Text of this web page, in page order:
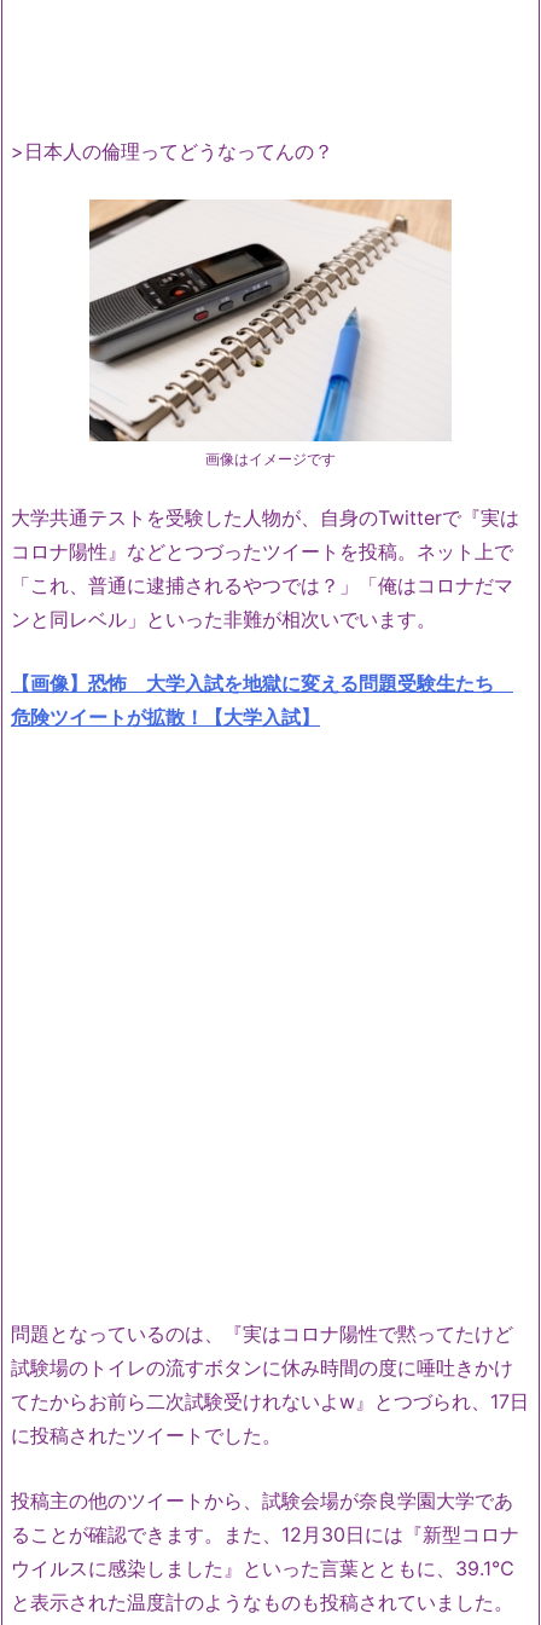
>日本人の倫理ってどうなってんの？
画像はイメージです
大学共通テストを受験した人物が、自身のTwitterで『実は
コロナ陽性』などとつづったツイートを投稿。ネット上で
「これ、普通に逮捕されるやつでは？」「俺はコロナだマ
ンと同レベル」といった非難が相次いでいます。
【画像】恐怖 大学入試を地獄に変える問題受験生たち
危険ツイートが拡散！【大学入試】
問題となっているのは、『実はコロナ陽性で黙ってたけど
試験場のトイレの流すボタンに休み時間の度に唾吐きかけ
てたからお前ら二次試験受けれないよw』とつづられ、17日
に投稿されたツイートでした。
投稿主の他のツイートから、試験会場が奈良学園大学であ
ることが確認できます。また、12月30日には『新型コロナ
ウイルスに感染しました』といった言葉とともに、39.1℃
と表示された温度計のようなものも投稿されていました。